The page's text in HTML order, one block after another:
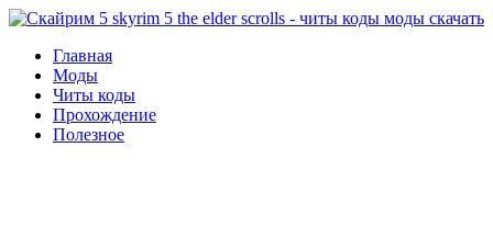
Перейти
содержимому
Главная
Моды
Читы коды
Прохождение
Полезное